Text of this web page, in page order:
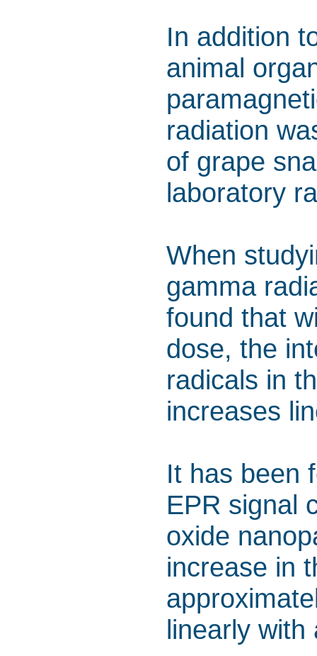
In addition
animal
radiation
of grape
laboratory
When
gamma
found that
dose, the
radicals in
increases
It has been
EPR signal
oxide
increase in
linearly with